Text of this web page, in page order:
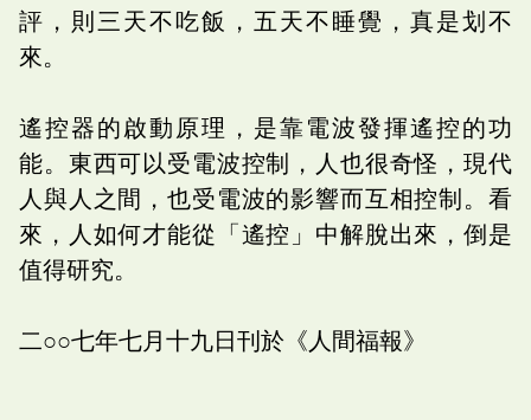
評，則三天不吃飯，五天不睡覺，真是划不
來。
遙控器的啟動原理，是靠電波發揮遙控的功
能。東西可以受電波控制，人也很奇怪，現代
人與人之間，也受電波的影響而互相控制。看
來，人如何才能從「遙控」中解脫出來，倒是
值得研究。
二○○七年七月十九日刊於《人間福報》